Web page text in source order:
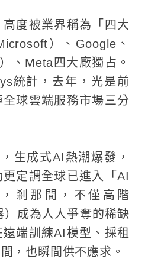
度被業界稱為「四大
）、Google、
、Meta四大廠獨占。
統計，去年，光是前
球雲端服務市場三分
生成式AI熱潮爆發，
定調全球已進入「AI
剎那間，不僅高階
）成為人人爭奪的稀缺
端訓練AI模型、採租
，也瞬間供不應求。